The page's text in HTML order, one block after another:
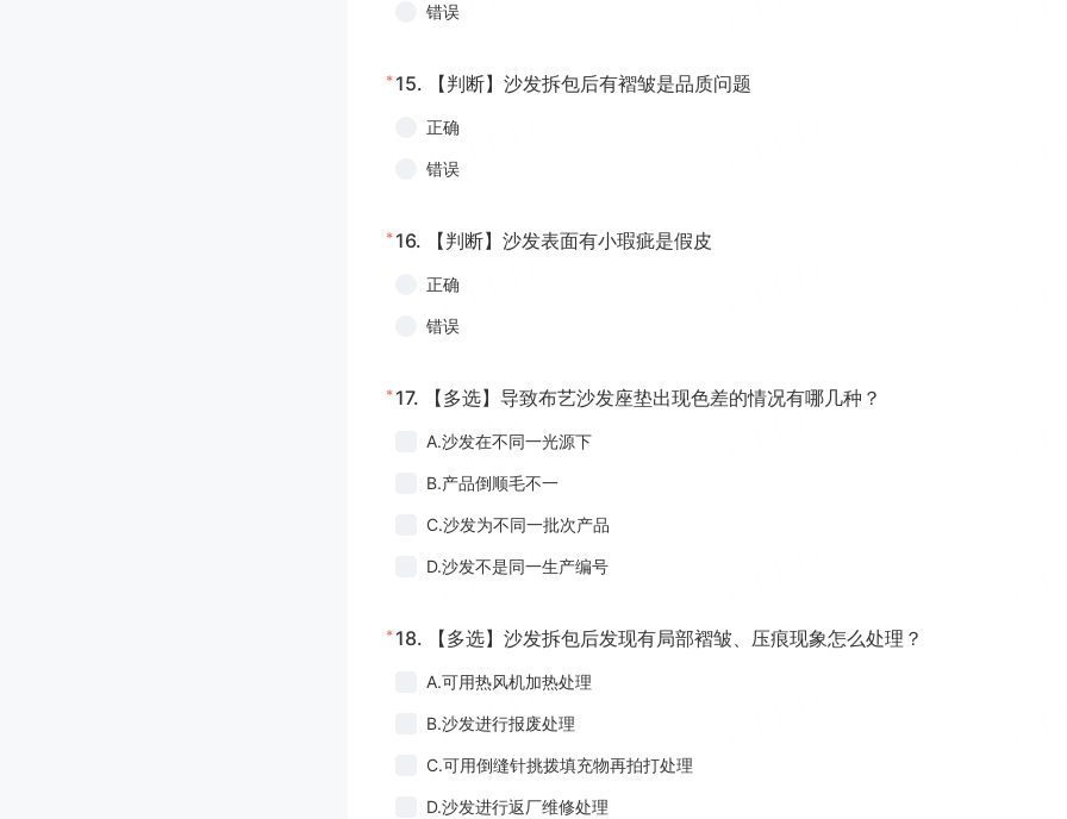
错误
* 15. 【判断】沙发拆包后有褶皱是品质问题
正确
错误
* 16. 【判断】沙发表面有小瑕疵是假皮
正确
错误
* 17. 【多选】导致布艺沙发座垫出现色差的情况有哪几种？
A.沙发在不同一光源下
B.产品倒顺毛不一
C.沙发为不同一批次产品
D.沙发不是同一生产编号
* 18. 【多选】沙发拆包后发现有局部褶皱、压痕现象怎么处理？
A.可用热风机加热处理
B.沙发进行报废处理
C.可用倒缝针挑拨填充物再拍打处理
D.沙发进行返厂维修处理